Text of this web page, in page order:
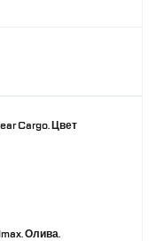
Cargo. Цвет
Олива.